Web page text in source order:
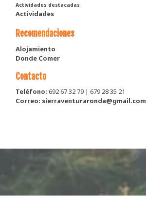
Actividades destacadas
Actividades
Recomendaciones
Alojamiento
Donde Comer
Contacto
Teléfono: 692 67 32 79 | 679 28 35 21
Correo: sierraventuraronda@gmail.com